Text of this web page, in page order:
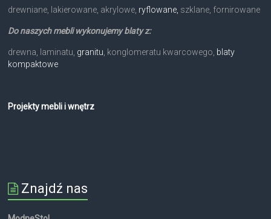
drewniane, lakierowane, akrylowe, ryflowane, szklane, fornirowane
Do naszych mebli wykonujemy blaty z:
drewna, laminatu, granitu, konglomeratu kwarcowego, blaty
kompaktowe
Projekty mebli i wnętrz
Znajdź nas